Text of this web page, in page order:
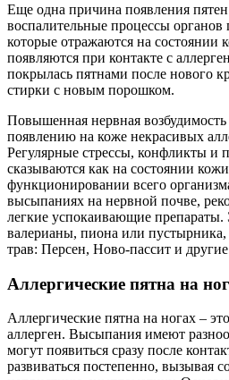
Еще одна причина появления пятен
воспалительные процессы органов
которые отражаются на
появляются при контакте с
покрылась пятнами после нового
стирки с новым порошком.
Повышенная нервная
появлению на коже некрасивых
Регулярные стрессы, конфликты и
сказываются как на состоянии
функционировании всего
высыпаниях на нервной почве,
легкие успокаивающие
валерианы, пиона или пустырника,
трав: Персен, Ново-пассит и
Аллергические пятна на
Аллергические пятна на ногах –
аллерген. Высыпания имеют
могут появиться сразу после
развиваться постепенно, вызывая